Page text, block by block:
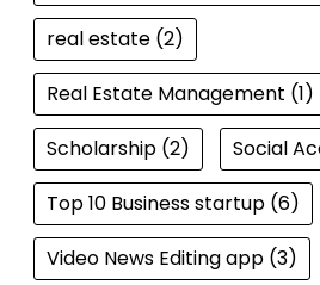
real estate(2)
Real Estate Management (1)
Scholarship(2) Social
Top 10 Business startup(6)
Video News Editing app(3)